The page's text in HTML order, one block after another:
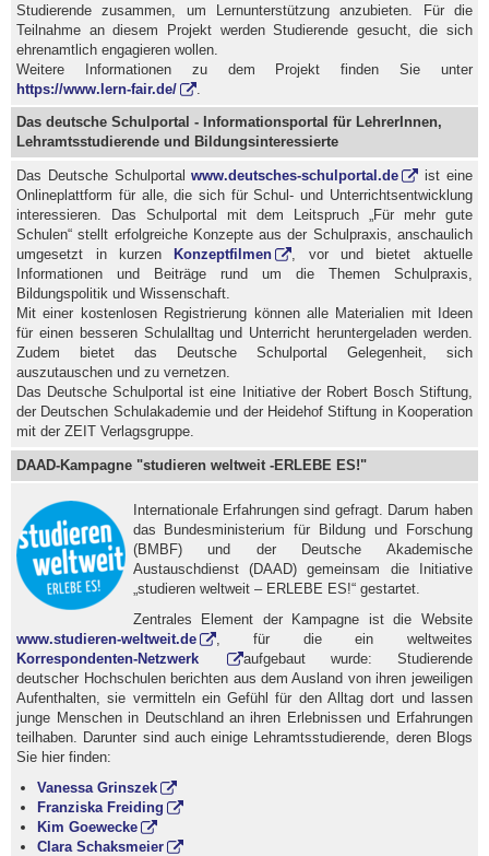
Studierende zusammen, um Lernunterstützung anzubieten. Für die
Teilnahme an diesem Projekt werden Studierende gesucht, die sich
ehrenamtlich engagieren wollen.
Weitere Informationen zu dem Projekt finden Sie unter
https://www.lern-fair.de/
Das deutsche Schulportal - Informationsportal für LehrerInnen,
Lehramtsstudierende und Bildungsinteressierte
Das Deutsche Schulportalwww.deutsches-schulportal.de
ist eine
Onlineplattform für alle, die sich für Schul- und Unterrichtsentwicklung
interessieren. Das Schulportal mit dem Leitspruch „Für mehr gute
Schulen“ stellt erfolgreiche Konzepte aus der Schulpraxis, anschaulich
umgesetzt in kurzen
Konzeptfilmen
, vor und bietet aktuelle
Informationen und Beiträge rund um die Themen Schulpraxis,
Bildungspolitik und Wissenschaft.
Mit einer kostenlosen Registrierung können alle Materialien mit Ideen
für einen besseren Schulalltag und Unterricht heruntergeladen werden.
Zudem bietet das Deutsche Schulportal Gelegenheit, sich
auszutauschen und zu vernetzen.
Das Deutsche Schulportal ist eine Initiative der Robert Bosch Stiftung,
der Deutschen Schulakademie und der Heidehof Stiftung in Kooperation
mit der ZEIT Verlagsgruppe.
DAAD-Kampagne "studieren weltweit -ERLEBE ES!"
Internationale Erfahrungen sind gefragt. Darum haben
das Bundesministerium für Bildung und Forschung
(BMBF) und der Deutsche Akademische
Austauschdienst (DAAD) gemeinsam die Initiative
„studieren weltweit – ERLEBE ES!“ gestartet.
Zentrales Element der Kampagne ist die Website
www.studieren-weltweit.de
, für die ein weltweites
Korrespondenten-Netzwerk
aufgebaut wurde: Studierende
deutscher Hochschulen berichten aus dem Ausland von ihren jeweiligen
Aufenthalten, sie vermitteln ein Gefühl für den Alltag dort und lassen
junge Menschen in Deutschland an ihren Erlebnissen und Erfahrungen
teilhaben. Darunter sind auch einige Lehramtsstudierende, deren Blogs
Sie hier finden:
Vanessa Grinszek
Franziska Freiding
Kim Goewecke
Clara Schaksmeier